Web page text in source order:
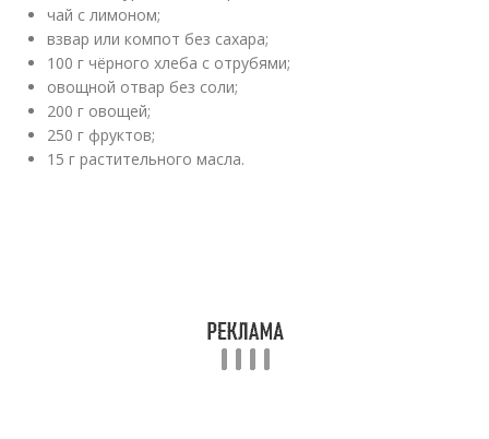
чай с лимоном;
взвар или компот без сахара;
100 г чёрного хлеба с отрубями;
овощной отвар без соли;
200 г овощей;
250 г фруктов;
15 г растительного масла.